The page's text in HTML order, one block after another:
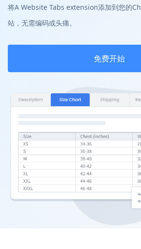
将A Website Tabs extension添加到您的
站，无需编码或头痛。
免费开始